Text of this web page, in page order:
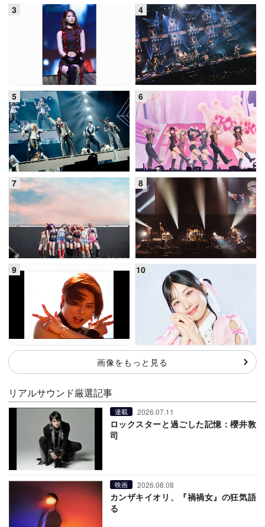
画像をもっと見る
リアルサウンド厳選記事
連載 2026.07.11
ロックスターと過ごした記憶：櫻井敦
司
映画 2026.08.08
カンザキイオリ、『禍禍女』の狂気語
る